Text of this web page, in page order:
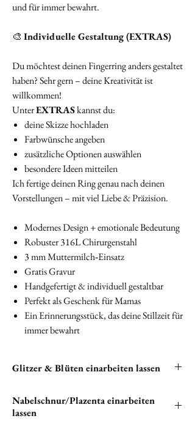
und für immer bewahrt.
🎨 Individuelle Gestaltung (EXTRAS)
Du möchtest deinen Fingerring anders gestaltet
haben? Sehr gern – deine Kreativität ist
willkommen!
UnterEXTRASkannst du:
deine Skizze hochladen
Farbwünsche angeben
zusätzliche Optionen auswählen
besondere Ideen mitteilen
Ich fertige deinen Ring genau nach deinen
Vorstellungen – mit viel Liebe & Präzision.
Modernes Design + emotionale Bedeutung
Robuster 316L Chirurgenstahl
3 mm Muttermilch‑Einsatz
Gratis Gravur
Handgefertigt & individuell gestaltbar
Perfekt als Geschenk für Mamas
Ein Erinnerungsstück, das deine Stillzeit für
immer bewahrt
Glitzer & Blüten einarbeiten lassen
deine Halskette einarbeiten zu lassen. Bitte
klicken unten auf "
Nabelschnur/Plazenta einarbeiten
lassen